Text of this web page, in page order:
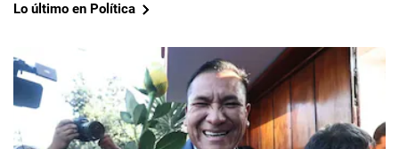
Lo último en Política